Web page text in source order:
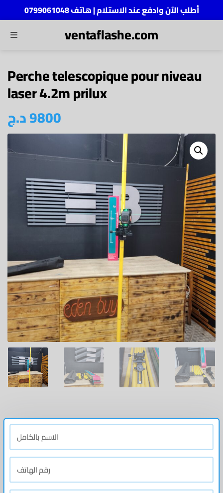
أطلب الآن وادفع عند الاستلام | هاتف 0799061048
MENU ventaflashe.com
Perche telescopique pour niveau
laser 4.2m prilux
9800د.ج